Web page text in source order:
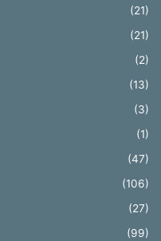
(21)
(21)
(2)
(13)
(3)
(1)
(47)
(106)
(27)
(99)